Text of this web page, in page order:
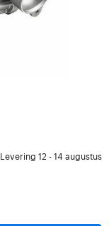
Levering 12 - 14 augustus